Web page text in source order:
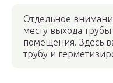
Отдельное
месту выхода
помещения. Здесь
трубу и